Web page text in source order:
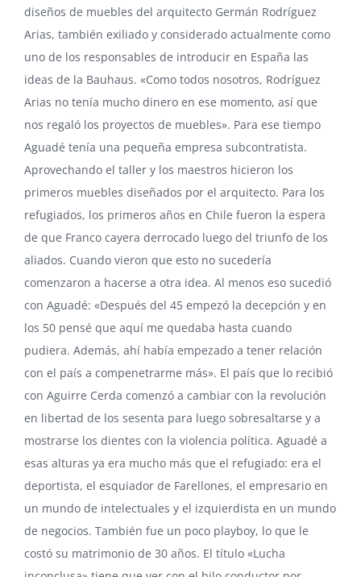
diseños de muebles del arquitecto Germán Rodríguez
Arias, también exiliado y considerado actualmente como
uno de los responsables de introducir en España las
ideas de la Bauhaus. «Como todos nosotros, Rodríguez
Arias no tenía mucho dinero en ese momento, así que
nos regaló los proyectos de muebles». Para ese tiempo
Aguadé tenía una pequeña empresa subcontratista.
Aprovechando el taller y los maestros hicieron los
primeros muebles diseñados por el arquitecto. Para los
refugiados, los primeros años en Chile fueron la espera
de que Franco cayera derrocado luego del triunfo de los
aliados. Cuando vieron que esto no sucedería
comenzaron a hacerse a otra idea. Al menos eso sucedió
con Aguadé: «Después del 45 empezó la decepción y en
los 50 pensé que aquí me quedaba hasta cuando
pudiera. Además, ahí había empezado a tener relación
con el país a compenetrarme más». El país que lo recibió
con Aguirre Cerda comenzó a cambiar con la revolución
en libertad de los sesenta para luego sobresaltarse y a
mostrarse los dientes con la violencia política. Aguadé a
esas alturas ya era mucho más que el refugiado: era el
deportista, el esquiador de Farellones, el empresario en
un mundo de intelectuales y el izquierdista en un mundo
de negocios. También fue un poco playboy, lo que le
costó su matrimonio de 30 años. El título «Lucha